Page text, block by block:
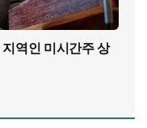
역인 미시간주 상